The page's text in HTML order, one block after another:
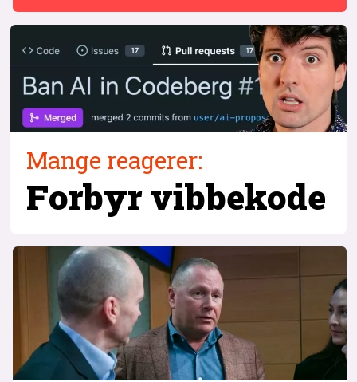
Mange reagerer:
Forbyrvibbekode